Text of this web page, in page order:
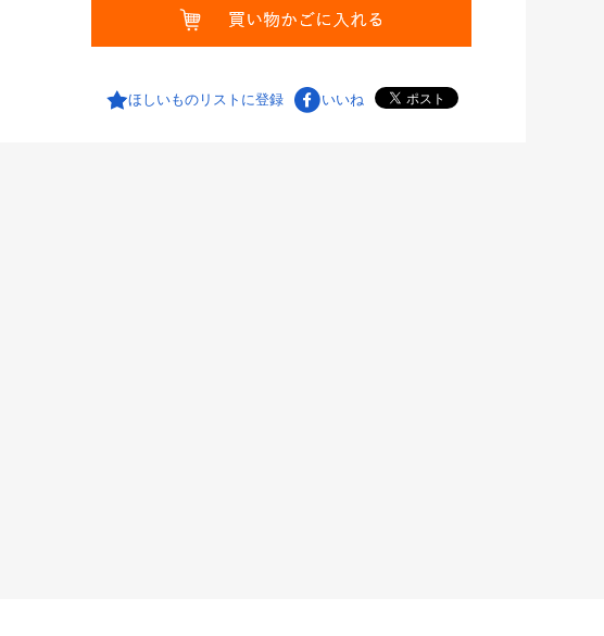
ほしいものリストに登録 いいね